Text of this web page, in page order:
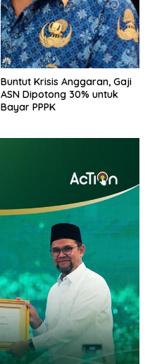
Buntut Krisis Anggaran, Gaji
ASN Dipotong 30% untuk
Bayar PPPK